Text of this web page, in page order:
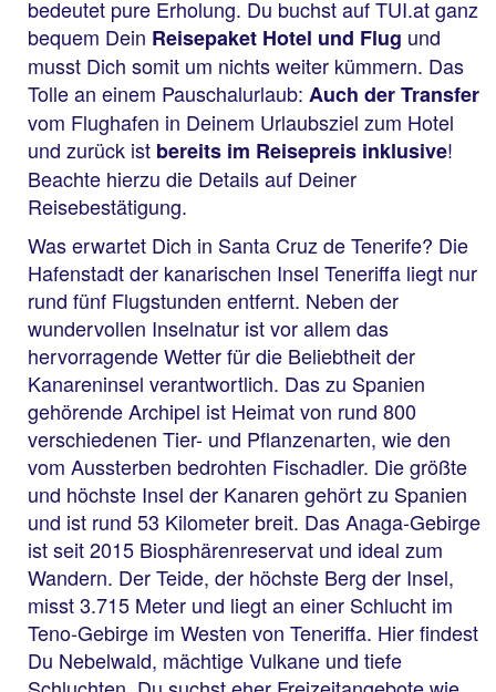
bedeutet pure Erholung. Du buchst auf TUI.at ganz
bequem Dein Reisepaket Hotel und Flug und
musst Dich somit um nichts weiter kümmern. Das
Tolle an einem Pauschalurlaub: Auch der Transfer
vom Flughafen in Deinem Urlaubsziel zum Hotel
und zurück ist bereits im Reisepreis inklusive!
Beachte hierzu die Details auf Deiner
Reisebestätigung.
Was erwartet Dich in Santa Cruz de Tenerife? Die
Hafenstadt der kanarischen Insel Teneriffa liegt nur
rund fünf Flugstunden entfernt. Neben der
wundervollen Inselnatur ist vor allem das
hervorragende Wetter für die Beliebtheit der
Kanareninsel verantwortlich. Das zu Spanien
gehörende Archipel ist Heimat von rund 800
verschiedenen Tier- und Pflanzenarten, wie den
vom Aussterben bedrohten Fischadler. Die größte
und höchste Insel der Kanaren gehört zu Spanien
und ist rund 53 Kilometer breit. Das Anaga-Gebirge
ist seit 2015 Biosphärenreservat und ideal zum
Wandern. Der Teide, der höchste Berg der Insel,
misst 3.715 Meter und liegt an einer Schlucht im
Teno-Gebirge im Westen von Teneriffa. Hier findest
Du Nebelwald, mächtige Vulkane und tiefe